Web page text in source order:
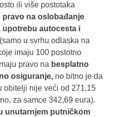
ili više postotaka
pravo na oslobađanje
upotrebu autocesta i
(samo u svrhu odlaska na
imaju 100 postotno
pravo na besplatno
osiguranje, no bitno je da
obitelji nije veći od 271,15
za samce 342,69 eura).
unutarnjem putničkom